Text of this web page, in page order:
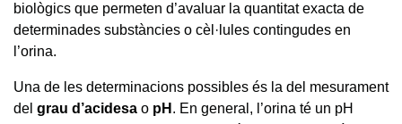
biològics que permeten d’avaluar la quantitat exacta de
determinades substàncies o cèl·lules contingudes en
l’orina.
Una de les determinacions possibles és la del mesurament
del grau d’acidesa o pH . En general, l’orina té un pH